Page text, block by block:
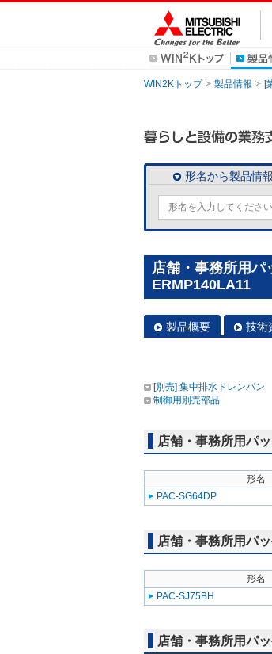
WIN2Kトップ 製品情報 [
形名から製品情
店舗・事務所用
ERMP140LA11
製品概要 技術
[別売] 集中排水ドレンパン
制御用別売部品
店舗・事務所用パ
形名
PAC-SG64DP
店舗・事務所用パ
形名
PAC-SJ75BH
店舗・事務所用パ